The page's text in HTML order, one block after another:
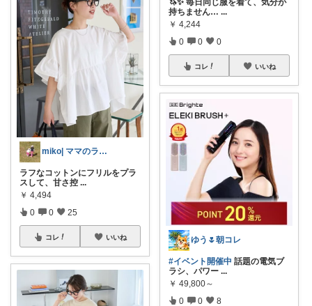
miko| ママのラク家事＆大人可愛い
ラフなコットンにフリルをプラ
スして、甘さ控 ...
￥ 4,494
0 0 25
コレ いいね
持ちません… ...
￥ 4,244
0 0 0
コレ いいね
ゆう🌷朝コレ
#イベント開催中 話題の電気ブ
ラシ、パワー ...
￥ 49,800～
0 0 8